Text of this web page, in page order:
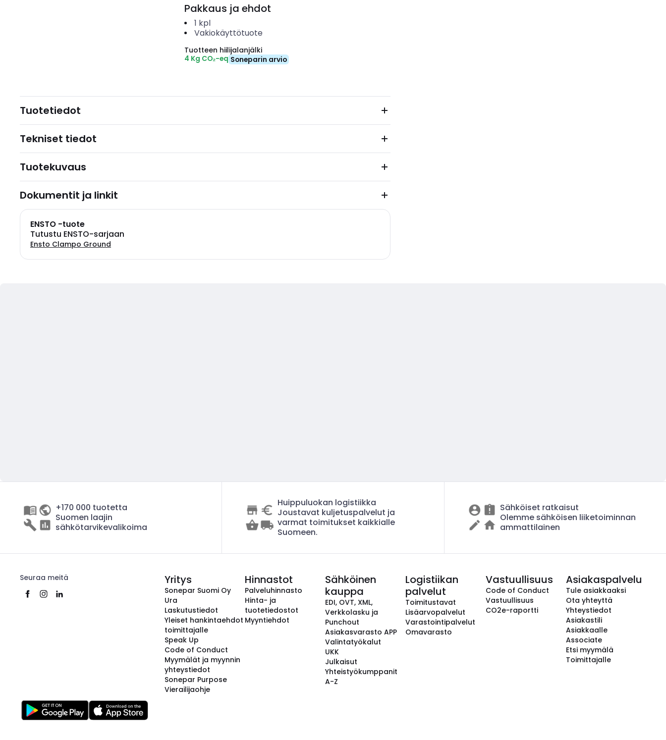
Pakkaus ja ehdot
1 kpl
Vakiokäyttötuote
Tuotteen hiilijalanjälki
4 Kg CO₂-eq Soneparin arvio
Tuotetiedot
Tekniset tiedot
Tuotekuvaus
Dokumentit ja linkit
ENSTO -tuote
Tutustu ENSTO-sarjaan
Ensto Clampo Ground
+170 000 tuotetta
Suomen laajin
sähkötarvikevalikoima
Huippuluokan logistiikka
Joustavat kuljetuspalvelut ja
varmat toimitukset kaikkialle
Suomeen.
Sähköiset ratkaisut
Olemme sähköisen liiketoiminnan
ammattilainen
Seuraa meitä Yritys
Sonepar Suomi Oy
Ura
Laskutustiedot
Yleiset hankintaehdot
toimittajalle
Speak Up
Code of Conduct
Myymälät ja myynnin
yhteystiedot
Sonepar Purpose
Vierailijaohje
Hinnastot
Palveluhinnasto
Hinta- ja
tuotetiedostot
Myyntiehdot
Sähköinen
kauppa
EDI, OVT, XML,
Verkkolasku ja
Punchout
Asiakasvarasto APP
Valintatyökalut
UKK
Julkaisut
Yhteistyökumppanit
A-Z
Logistiikan
palvelut
Toimitustavat
Lisäarvopalvelut
Varastointipalvelut
Omavarasto
Vastuullisuus
Code of Conduct
Vastuullisuus
CO2e-raportti
Asiakaspalvelu
Tule asiakkaaksi
Ota yhteyttä
Yhteystiedot
Asiakastili
Asiakkaalle
Associate
Etsi myymälä
Toimittajalle